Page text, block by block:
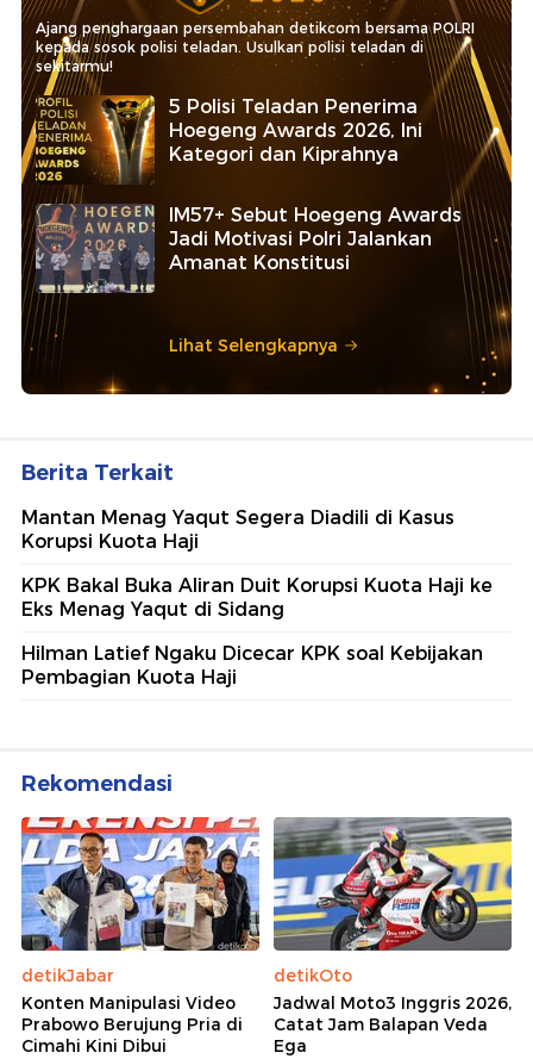
Ajang penghargaan persembahan detikcom bersama POLRI
kepada sosok polisi teladan. Usulkan polisi teladan di
sekitarmu!
5 Polisi Teladan Penerima
Hoegeng Awards 2026, Ini
Kategori dan Kiprahnya
IM57+ Sebut Hoegeng Awards
Jadi Motivasi Polri Jalankan
Amanat Konstitusi
Lihat Selengkapnya
Berita Terkait
Mantan Menag Yaqut Segera Diadili di Kasus
Korupsi Kuota Haji
KPK Bakal Buka Aliran Duit Korupsi Kuota Haji ke
Eks Menag Yaqut di Sidang
Hilman Latief Ngaku Dicecar KPK soal Kebijakan
Pembagian Kuota Haji
Rekomendasi
detikJabar
Konten Manipulasi Video
Prabowo Berujung Pria di
Cimahi Kini Dibui
detikOto
Jadwal Moto3 Inggris 2026,
Catat Jam Balapan Veda
Ega